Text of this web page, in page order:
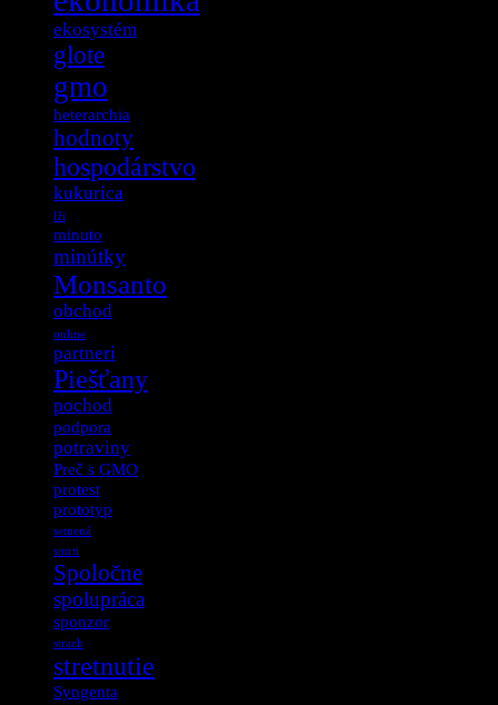
ekosystém
glote
gmo
heterarchia
hodnoty
hospodárstvo
kukurica
lži
minuto
minútky
Monsanto
obchod
online
partneri
Piešťany
pochod
podpora
potraviny
Preč s GMO
protest
prototyp
semená
smrti
Spoločne
spolupráca
sponzor
strach
stretnutie
Syngenta